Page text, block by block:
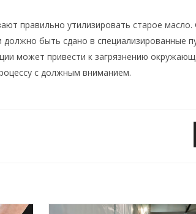
правильно утилизировать старое масло.
быть сдано в специализированные
может привести к загрязнению
с должным вниманием.